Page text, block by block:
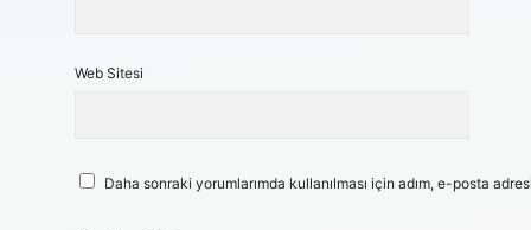
Web Sitesi
Daha sonraki yorumlarımda kullanılması için adım, e-posta